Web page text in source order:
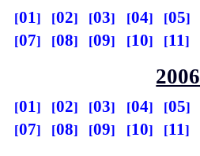
01 02 03 04 05
07
08 09 10 11
2006
01 02 03 04 05
07
08 09 10 11